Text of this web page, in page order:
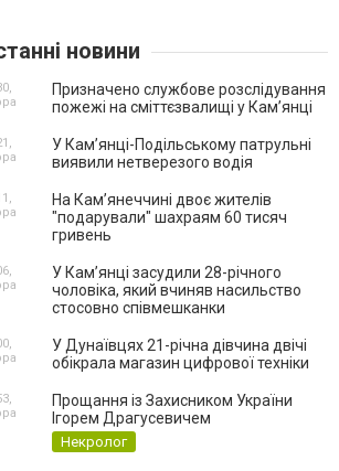
новини
Призначено службове розслідування
пожежі на сміттєзвалищі у Кам’янці
У Кам’янці-Подільському патрульні
виявили нетверезого водія
На Камʼянеччині двоє жителів
"подарували" шахраям 60 тисяч
гривень
У Камʼянці засудили 28-річного
чоловіка, який вчиняв насильство
стосовно співмешканки
У Дунаївцях 21-річна дівчина двічі
обікрала магазин цифрової техніки
Прощання із Захисником України
Ігорем Драгусевичем
Некролог